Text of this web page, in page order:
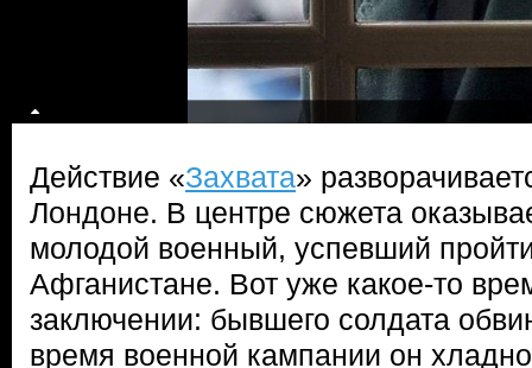
Действие «Захвата»
Лондоне. В центре сюжета
молодой военный, успевший
Афганистане. Вот уже какое-то
заключении: бывшего солдата
время военной кампании он